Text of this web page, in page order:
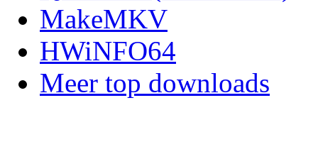
MakeMKV
HWiNFO64
Meer top downloads